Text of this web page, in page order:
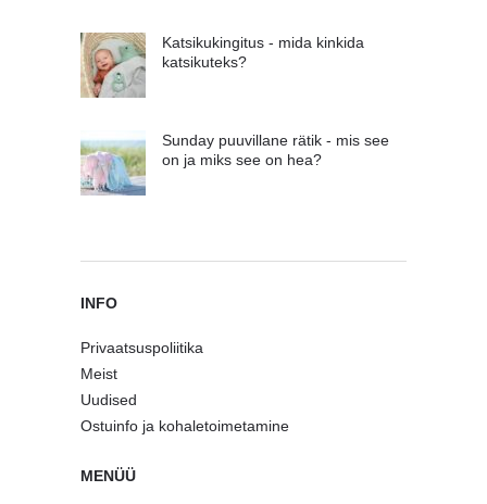
Katsikukingitus - mida kinkida
katsikuteks?
Sunday puuvillane rätik - mis see
on ja miks see on hea?
INFO
Privaatsuspoliitika
Meist
Uudised
Ostuinfo ja kohaletoimetamine
MENÜÜ